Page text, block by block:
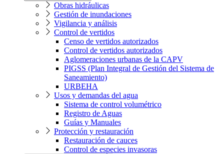
Obras hidráulicas
Gestión de inundaciones
Vigilancia y análisis
Control de vertidos
Censo de vertidos autorizados
Control de vertidos autorizados
Aglomeraciones urbanas de la CAPV
PIGSS (Plan Integral de Gestión del Sistema de
Saneamiento)
URBEHA
Usos y demandas del agua
Sistema de control volumétrico
Registro de Aguas
Guías y Manuales
Protección y restauración
Restauración de cauces
Control de especies invasoras